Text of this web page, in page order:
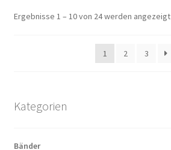
Ergebnisse 1 – 10 von 24 werden angezeigt
1 2 3
Kategorien
Bänder